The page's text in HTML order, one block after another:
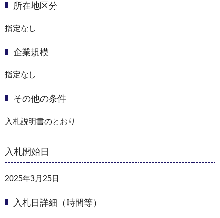
所在地区分
指定なし
企業規模
指定なし
その他の条件
入札説明書のとおり
入札開始日
2025年3月25日
入札日詳細（時間等）